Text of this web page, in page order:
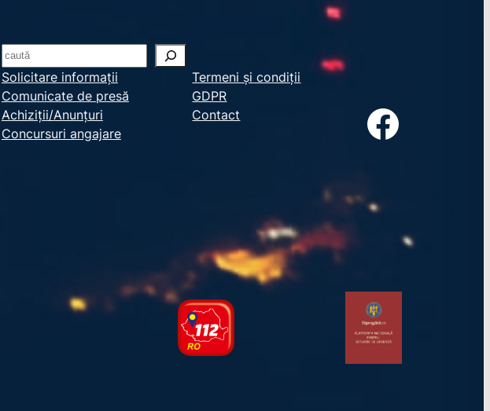
S
e
a
r
c
Solicitare informații
Comunicate de presă
Achiziții/Anunțuri
Concursuri angajare
Termeni și condiții
GDPR
Contact
Facebook